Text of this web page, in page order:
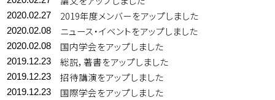
2020.02.27 2019年度メンバーをアップしました
2020.02.08 ニュース・イベントをアップしました
2020.02.08 国内学会をアップしました
2019.12.23 総説，著書をアップしました
2019.12.23 招待講演をアップしました
2019.12.23 国際学会をアップしました